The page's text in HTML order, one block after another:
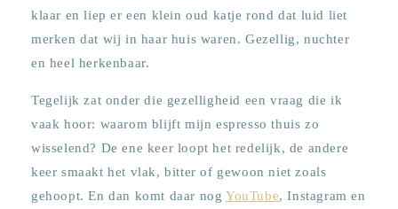
klaar en liep er een klein oud katje rond dat luid liet
merken dat wij in haar huis waren. Gezellig, nuchter
en heel herkenbaar.
Tegelijk zat onder die gezelligheid een vraag die ik
vaak hoor: waarom blijft mijn espresso thuis zo
wisselend? De ene keer loopt het redelijk, de andere
keer smaakt het vlak, bitter of gewoon niet zoals
gehoopt. En dan komt daar nogYouTube, Instagram en